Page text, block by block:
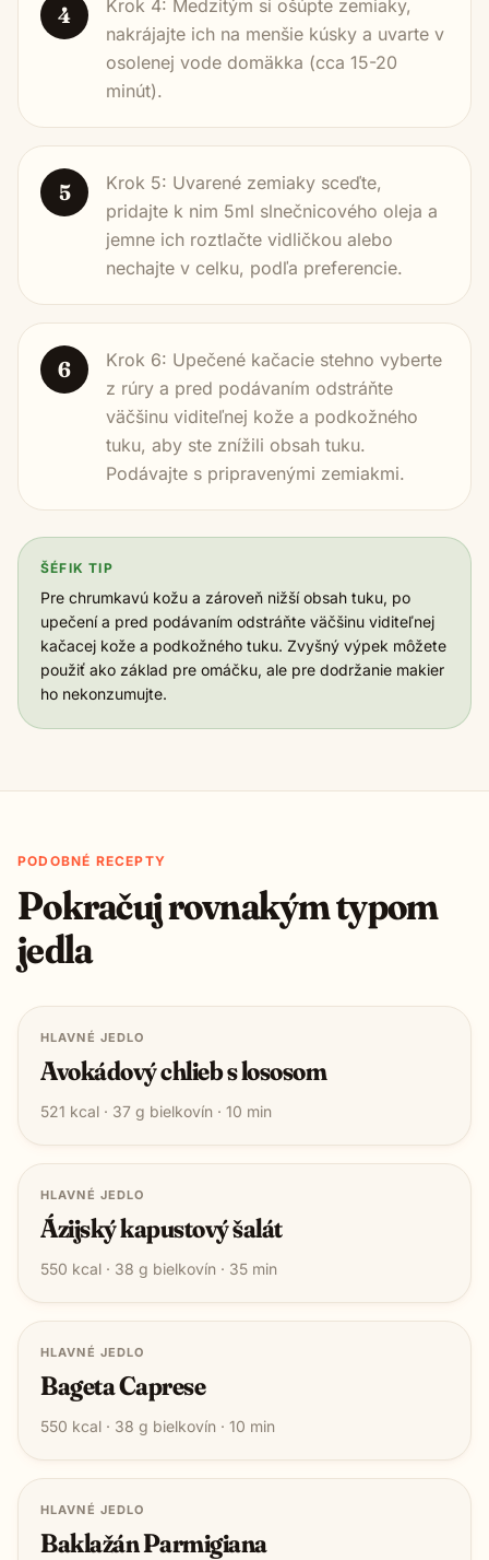
4
Krok 4: Medzitým si ošúpte zemiaky,
nakrájajte ich na menšie kúsky a uvarte v
osolenej vode domäkka (cca 15-20
minút).
5
Krok 5: Uvarené zemiaky sceďte,
pridajte k nim 5ml slnečnicového oleja a
jemne ich roztlačte vidličkou alebo
nechajte v celku, podľa preferencie.
6
Krok 6: Upečené kačacie stehno vyberte
z rúry a pred podávaním odstráňte
väčšinu viditeľnej kože a podkožného
tuku, aby ste znížili obsah tuku.
Podávajte s pripravenými zemiakmi.
ŠÉFIK TIP
Pre chrumkavú kožu a zároveň nižší obsah tuku, po
upečení a pred podávaním odstráňte väčšinu viditeľnej
kačacej kože a podkožného tuku. Zvyšný výpek môžete
použiť ako základ pre omáčku, ale pre dodržanie makier
ho nekonzumujte.
PODOBNÉ RECEPTY
Pokračuj rovnakým typom
jedla
HLAVNÉ JEDLO
Avokádový chlieb s lososom
521 kcal · 37 g bielkovín · 10 min
HLAVNÉ JEDLO
Ázijský kapustový šalát
550 kcal · 38 g bielkovín · 35 min
HLAVNÉ JEDLO
Bageta Caprese
550 kcal · 38 g bielkovín · 10 min
HLAVNÉ JEDLO
Baklažán Parmigiana